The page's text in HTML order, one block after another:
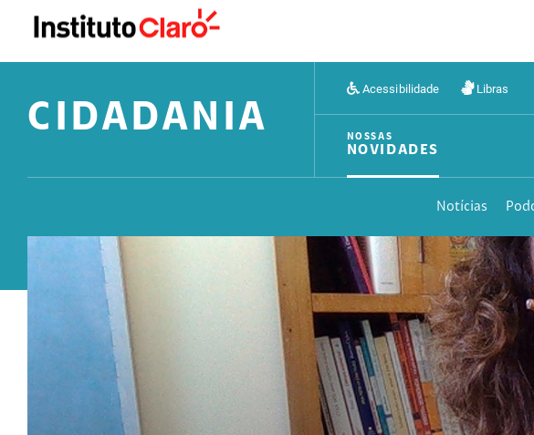
CIDADANIA
Acessibilidade Libras
NOSSAS
NOVIDADES
Notícias